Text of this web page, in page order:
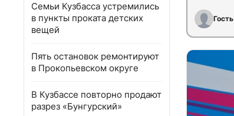
Семьи Кузбасса устремились
в пункты проката детских
вещей
Пять остановок ремонтируют
в Прокопьевском округе
В Кузбассе повторно продают
разрез «Бунгурский»
Гость